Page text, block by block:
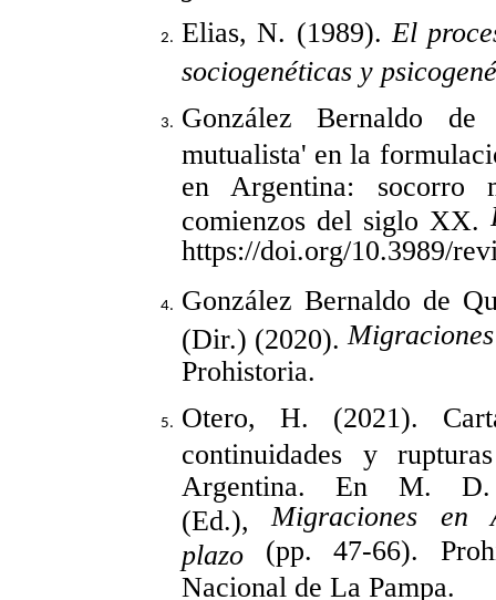
Elias, N. (1989).El
sociogenéticas y
González Bernaldo
mutualista' en la
en Argentina: socorro
comienzos del siglo XX.
https://doi.org/10.3989/
González Bernaldo de
(Dir.) (2020).
Prohistoria.
Otero, H. (2021).
continuidades y
Argentina. En M.
(Ed.),Migraciones en
plazo (pp. 47-66).
Nacional de La Pampa.